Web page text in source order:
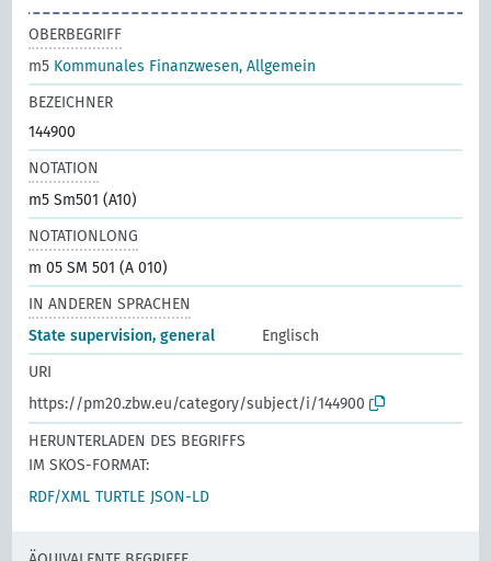
OBERBEGRIFF
m5 Kommunales Finanzwesen, Allgemein
BEZEICHNER
144900
NOTATION
m5 Sm501 (A10)
NOTATIONLONG
m 05 SM 501 (A 010)
IN ANDEREN SPRACHEN
State supervision, general
Englisch
URI
https://pm20.zbw.eu/category/subject/i/144900
HERUNTERLADEN DES BEGRIFFS
IM SKOS-FORMAT:
RDF/XML TURTLE JSON-LD